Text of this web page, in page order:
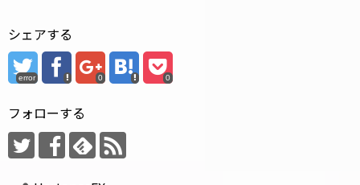
シェアする
error 0 0
フォローする